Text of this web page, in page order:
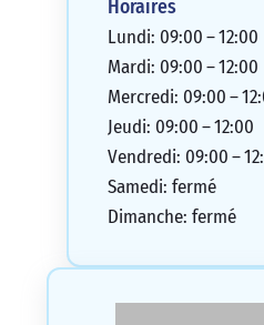
Horaires
Lundi: 09:00 – 12:00
Mardi: 09:00 – 12:00
Mercredi: 09:00 –
Jeudi: 09:00 – 12:00
Vendredi: 09:00 –
Samedi: fermé
Dimanche: fermé